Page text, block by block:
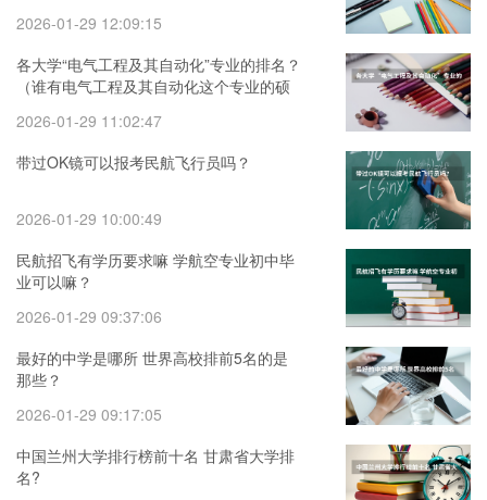
2026-01-29 12:09:15
各大学“电气工程及其自动化”专业的排名？
（谁有电气工程及其自动化这个专业的硕
2026-01-29 11:02:47
带过OK镜可以报考民航飞行员吗？
2026-01-29 10:00:49
民航招飞有学历要求嘛 学航空专业初中毕
业可以嘛？
2026-01-29 09:37:06
最好的中学是哪所 世界高校排前5名的是
那些？
2026-01-29 09:17:05
中国兰州大学排行榜前十名 甘肃省大学排
名?